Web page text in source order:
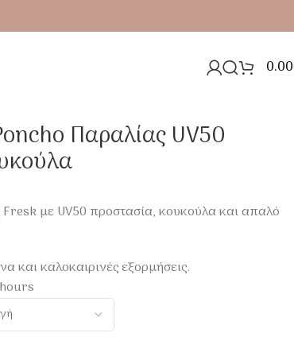
0.00
Παραλίας UV50
με UV50 προστασία, κουκούλα και απαλό
και καλοκαιρινές εξορμήσεις.